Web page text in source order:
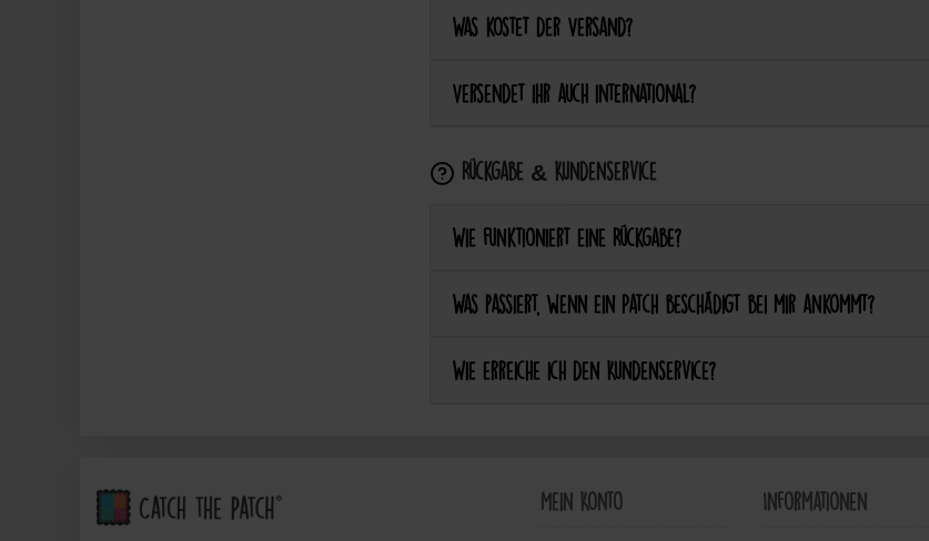
Was kostet der Versand?
Versendet ihr auch international?
Rückgabe & Kundenservice
Wie funktioniert eine Rückgabe?
Was passiert, wenn ein Patch beschädigt bei mir ankommt?
Wie erreiche ich den Kundenservice?
Mein Konto Informationen